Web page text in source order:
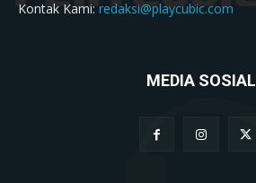
Kontak Kami:redaksi@playcubic.com
MEDIA SOSIAL